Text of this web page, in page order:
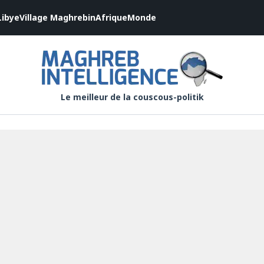
Village MaghrebinAfriqueMonde
Le meilleur de la couscous-politik